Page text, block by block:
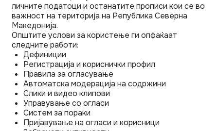
личните податоци и останатите прописи кои се во
важност на територија на Република Северна
Македонија.
Општите услови за користење ги опфаќаат
следните работи:
Дефиниции
Регистрација и кориснички профил
Правила за огласување
Автоматска модерација на содржини
Слики и видео клипови
Управување со огласи
Систем за пораки
Пријавување на огласи и корисници